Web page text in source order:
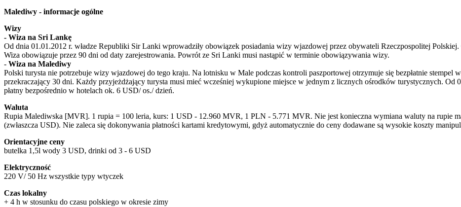
Malediwy - informacje ogólne
Wizy
- Wiza na Sri Lankę
Od dnia 01.01.2012 r. władze Republiki Sir Lanki wprowadziły obowiązek posiadania wizy wjazdowej przez obywateli Rzeczpospolitej
Wiza obowiązuje przez 90 dni od daty zarejestrowania. Powrót ze Sri Lanki musi nastąpić w terminie obowiązywania wizy.
- Wiza na Malediwy
Polski turysta nie potrzebuje wizy wjazdowej do tego kraju. Na lotnisku w Male podczas kontroli paszportowej otrzymuje się bezpłatnie stempel
przekraczający 30 dni. Każdy przyjeżdżający turysta musi mieć wcześniej wykupione miejsce w jednym z licznych ośrodków turystycznych. Od
płatny bezpośrednio w hotelach ok. 6 USD/ os./ dzień.
Waluta
Rupia Malediwska [MVR]. 1 rupia = 100 leria, kurs: 1 USD - 12.960 MVR, 1 PLN - 5.771 MVR. Nie jest konieczna wymiana waluty na rupie
(zwłaszcza USD). Nie zaleca się dokonywania płatności kartami kredytowymi, gdyż automatycznie do ceny dodawane są wysokie koszty
Orientacyjne ceny
butelka 1,5l wody 3 USD, drinki od 3 - 6 USD
Elektryczność
220 V/ 50 Hz wszystkie typy wtyczek
Czas lokalny
+ 4 h w stosunku do czasu polskiego w okresie zimy